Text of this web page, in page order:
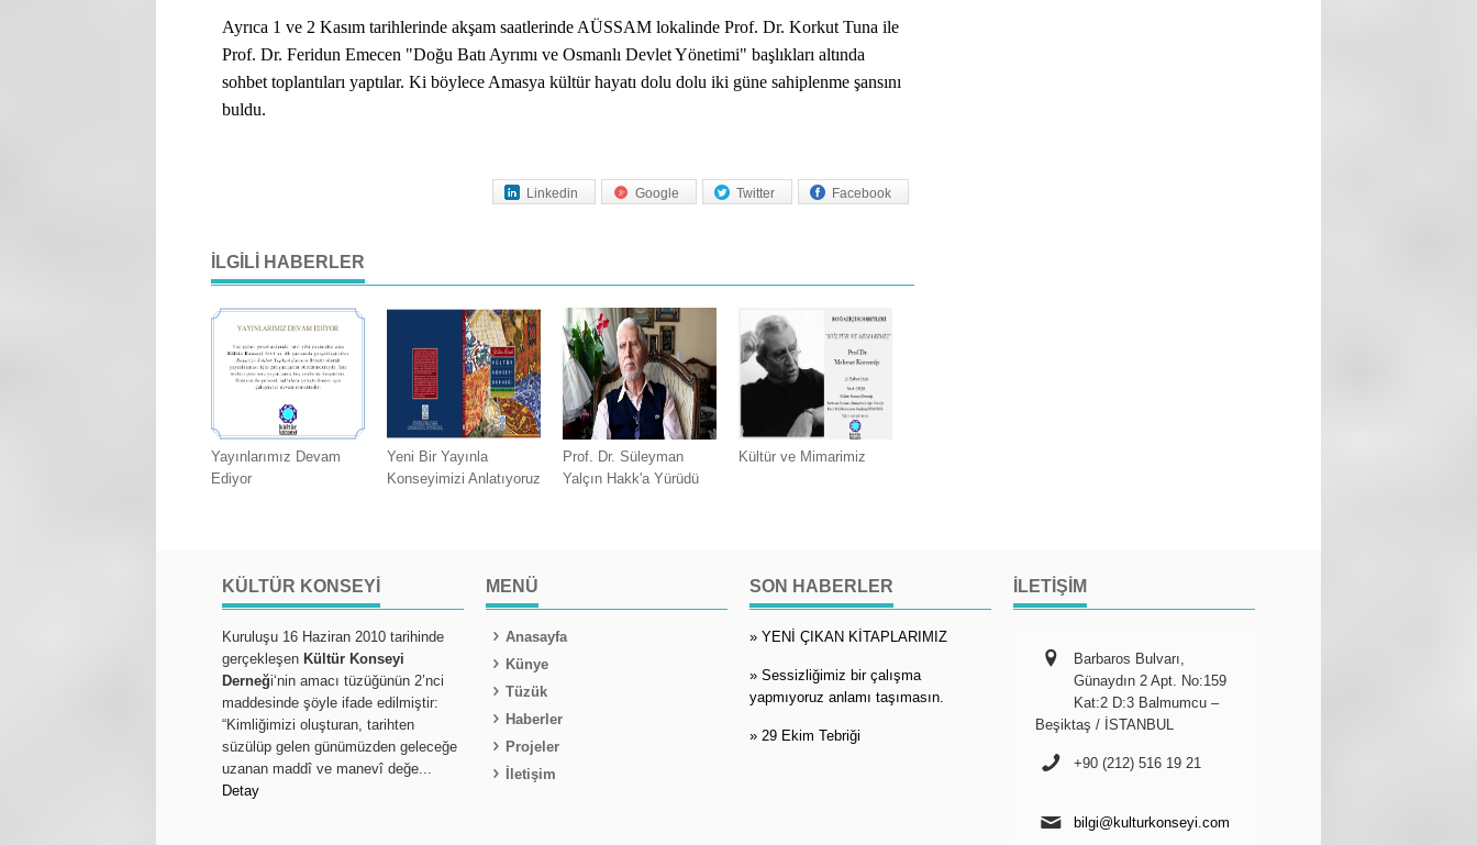
Ayrıca 1 ve 2 Kasım tarihlerinde akşam saatlerinde AÜSSAM lokalinde Prof. Dr. Korkut Tuna ile
Prof. Dr. Feridun Emecen "Doğu Batı Ayrımı ve Osmanlı Devlet Yönetimi" başlıkları altında
sohbet toplantıları yaptılar. Ki böylece Amasya kültür hayatı dolu dolu iki güne sahiplenme şansını
buldu.
Facebook
Twitter
Google
Linkedin
İLGILI HABERLER
Yayınlarımız Devam
Ediyor
Yeni Bir Yayınla
Konseyimizi Anlatıyoruz
Prof. Dr. Süleyman
Yalçın Hakk'a Yürüdü
Kültür ve Mimarimiz
KÜLTÜR KONSEYI
Kuruluşu 16 Haziran 2010 tarihinde
gerçekleşen Kültür Konseyi
Derneği‘nin amacı tüzüğünün 2’nci
maddesinde şöyle ifade edilmiştir:
“Kimliğimizi oluşturan, tarihten
süzülüp gelen günümüzden geleceğe
uzanan maddî ve manevî değe...
Detay
MENÜ
Anasayfa
Künye
Tüzük
Haberler
Projeler
İletişim
SON HABERLER
» YENİ ÇIKAN KİTAPLARIMIZ
» Sessizliğimiz bir çalışma
yapmıyoruz anlamı taşımasın.
» 29 Ekim Tebriği
İLETIŞIM
Barbaros Bulvarı,
Günaydın 2 Apt. No:159
Kat:2 D:3 Balmumcu –
Beşiktaş / İSTANBUL
+90 (212) 516 19 21
bilgi@kulturkonseyi.com